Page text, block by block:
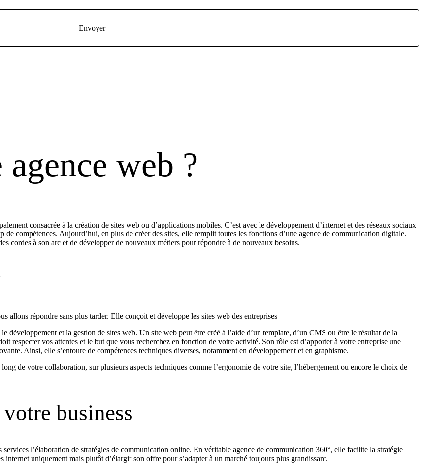
agence web ?
consacrée à la création de sites web ou d’applications mobiles. C’est avec le développement d’internet et des réseaux sociaux
compétences. Aujourd’hui, en plus de créer des sites, elle remplit toutes les fonctions d’une agence de communication digitale.
cordes à son arc et de développer de nouveaux métiers pour répondre à de nouveaux besoins.
allons répondre sans plus tarder. Elle conçoit et développe les sites web des entreprises
développement et la gestion de sites web. Un site web peut être créé à l’aide d’un template, d’un CMS ou être le résultat de la
respecter vos attentes et le but que vous recherchez en fonction de votre activité. Son rôle est d’apporter à votre entreprise une
Ainsi, elle s’entoure de compétences techniques diverses, notamment en développement et en graphisme.
de votre collaboration, sur plusieurs aspects techniques comme l’ergonomie de votre site, l’hébergement ou encore le choix de
business
l’élaboration de stratégies de communication online. En véritable agence de communication 360°, elle facilite la stratégie
internet uniquement mais plutôt d’élargir son offre pour s’adapter à un marché toujours plus grandissant.